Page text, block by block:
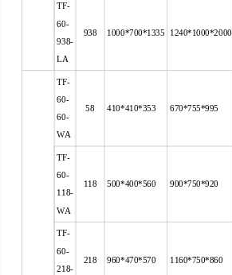
TF-
60-
938-
LA
938 1000*700*1335 1240*1000*2000
TF-
60-
60-
WA
58 410*410*353 670*755*995
TF-
60-
118-
WA
118 500*400*560 900*750*920
TF-
60-
218-
218 960*470*570 1160*750*860